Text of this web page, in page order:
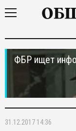
ФБР ищет
31.12.2017 14:36